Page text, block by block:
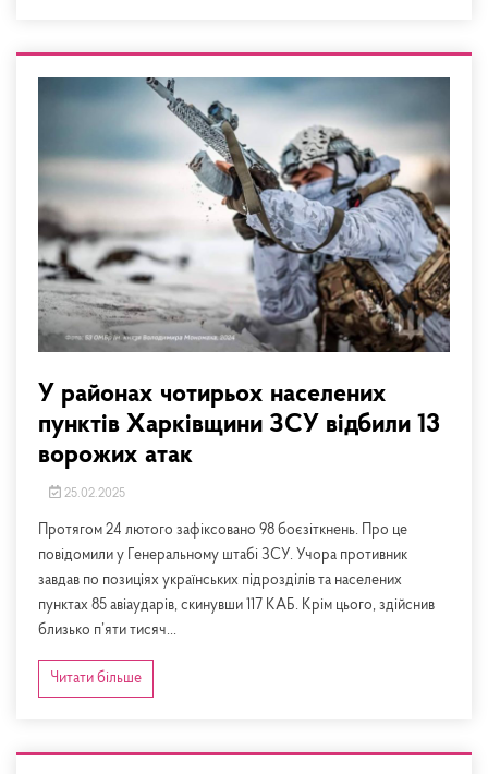
У районах чотирьох населених
пунктів Харківщини ЗСУ відбили 13
ворожих атак
25.02.2025
Протягом 24 лютого зафіксовано 98 боєзіткнень. Про це
повідомили у Генеральному штабі ЗСУ. Учора противник
завдав по позиціях українських підрозділів та населених
пунктах 85 авіаударів, скинувши 117 КАБ. Крім цього, здійснив
близько п’яти тисяч...
Читати більше